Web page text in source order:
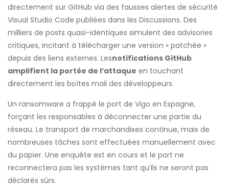
directement sur GitHub via des fausses alertes de sécurité
Visual Studio Code publiées dans les Discussions. Des
milliers de posts quasi-identiques simulent des advisories
critiques, incitant à télécharger une version « patchée »
depuis des liens externes. Lesnotifications GitHub
amplifient la portée de l’attaque en touchant
directement les boîtes mail des développeurs.
Un ransomware a frappé le port de Vigo en Espagne,
forçant les responsables à déconnecter une partie du
réseau. Le transport de marchandises continue, mais de
nombreuses tâches sont effectuées manuellement avec
du papier. Une enquête est en cours et le port ne
reconnectera pas les systèmes tant qu’ils ne seront pas
déclarés sûrs.